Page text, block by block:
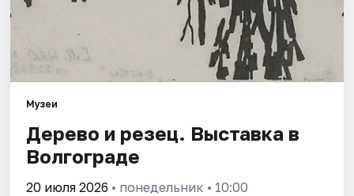
Музеи
Дерево и резец. Выставка в
Волгограде
20 июля 2026 • понедельник • 10:00